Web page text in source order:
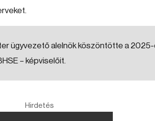
ügyvezető alelnök köszöntötte a
– képviselőit.
Hirdetés